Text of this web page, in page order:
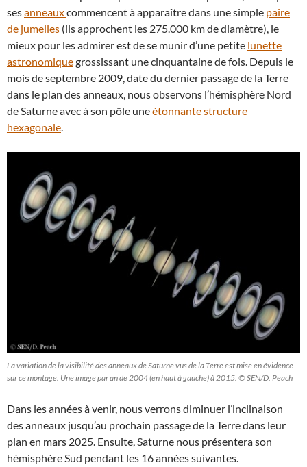
sesanneauxcommencent à apparaître dans une simple paire
de jumelles (ils approchent les 275.000 km de diamètre), le
mieux pour les admirer est de se munir d’une petite lunette
astronomiquegrossissant une cinquantaine de fois. Depuis le
mois de septembre 2009, date du dernier passage de la Terre
dans le plan des anneaux, nous observons l’hémisphère Nord
de Saturne avec à son pôle uneétonnante structure
hexagonale.
La variation de la visibilité des anneaux de Saturne vus de la Terre est mise en évidence
sur ce montage. Une image par an de 2004 (en haut à gauche) à 2015. © SEN/D. Peach
Dans les années à venir, nous verrons diminuer l’inclinaison
des anneaux jusqu’au prochain passage de la Terre dans leur
plan en mars 2025. Ensuite, Saturne nous présentera son
hémisphère Sud pendant les 16 années suivantes.